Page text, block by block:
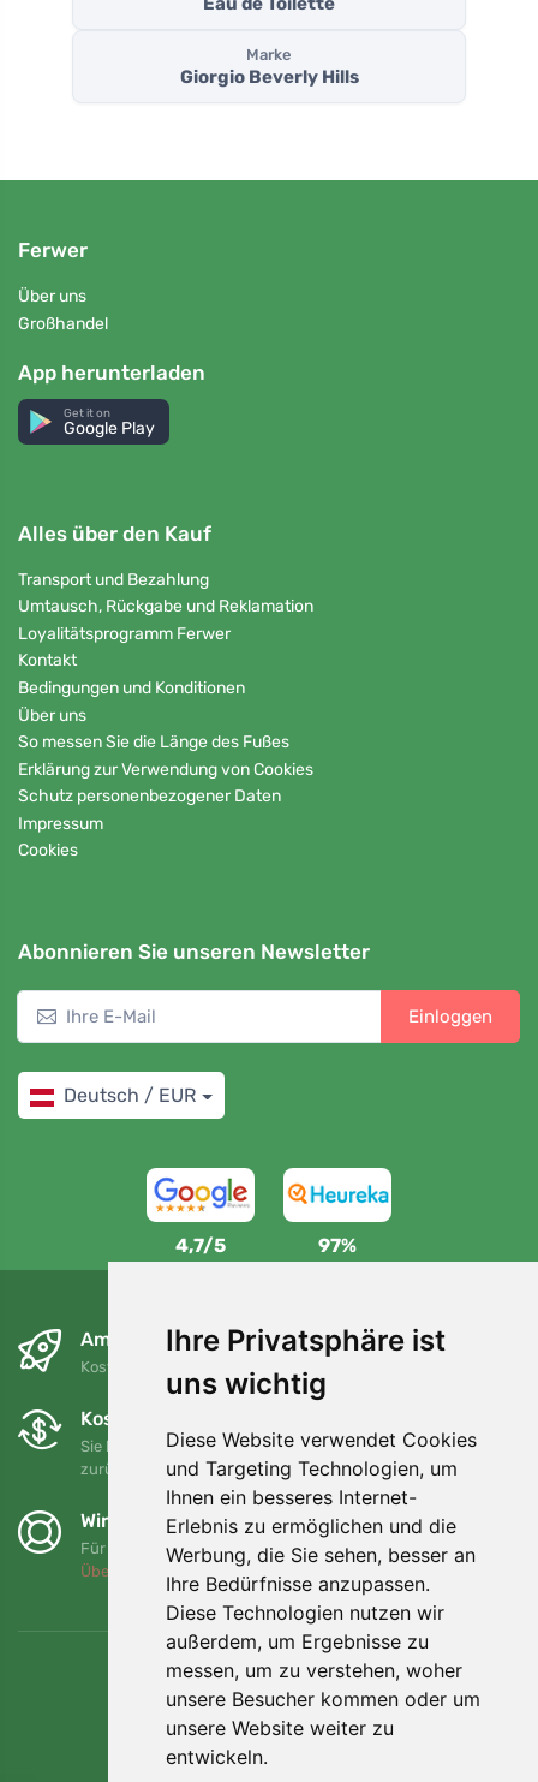
Ihre Privatsphäre ist
uns wichtig
Diese Website verwendet Cookies
und Targeting Technologien, um
Ihnen ein besseres Internet-
Erlebnis zu ermöglichen und die
Werbung, die Sie sehen, besser an
Ihre Bedürfnisse anzupassen.
Diese Technologien nutzen wir
außerdem, um Ergebnisse zu
messen, um zu verstehen, woher
unsere Besucher kommen oder um
unsere Website weiter zu
entwickeln.
Marke
Giorgio Beverly Hills
Ferwer
Über uns
Großhandel
App herunterladen
Get it on
Google Play
Alles über den Kauf
Transport und Bezahlung
Umtausch, Rückgabe und Reklamation
Loyalitätsprogramm Ferwer
Kontakt
Bedingungen und Konditionen
Über uns
So messen Sie die Länge des Fußes
Erklärung zur Verwendung von Cookies
Schutz personenbezogener Daten
Impressum
Cookies
Abonnieren Sie unseren Newsletter
Einloggen
Deutsch / EUR
4,7/5 97%
Am nächsten Tag und kostenlos
Kostenloser Versand für Bestellungen über 80 EUR
Kostenloser Umtausch und Rückgabe
Sie können Ihre Bestellung jederzeit innerhalb von 90 Tagen
zurückgeben oder umtauschen.
Wir unterstützen Trees.org
Für jede Bestellung pflanzen wir einen Baum! Mehr lesen
Über uns